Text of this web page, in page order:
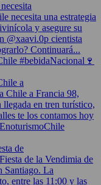
a
de